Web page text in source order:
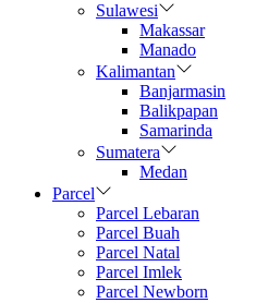
Sulawesi
Makassar
Manado
Kalimantan
Banjarmasin
Balikpapan
Samarinda
Sumatera
Medan
Parcel
Parcel Lebaran
Parcel Buah
Parcel Natal
Parcel Imlek
Parcel Newborn